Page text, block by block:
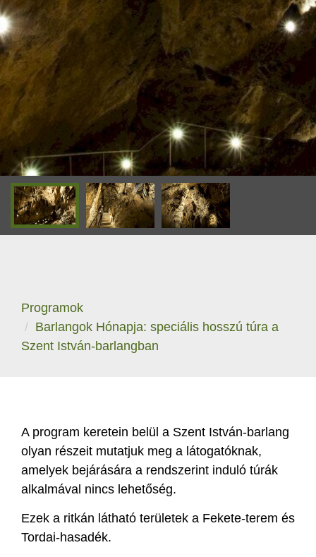
Programok
Barlangok Hónapja: speciális hosszú túra a
Szent István-barlangban
A program keretein belül a Szent István-barlang
olyan részeit mutatjuk meg a látogatóknak,
amelyek bejárására a rendszerint induló túrák
alkalmával nincs lehetőség.
Ezek a ritkán látható területek a Fekete-terem és
Tordai-hasadék.